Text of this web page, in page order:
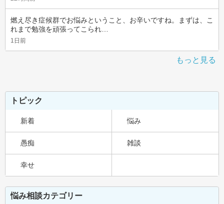
燃え尽き症候群でお悩みということ、お辛いですね。まずは、こ
れまで勉強を頑張ってこられ…
1日前
もっと見る
トピック
新着 悩み
愚痴 雑談
幸せ
悩み相談カテゴリー